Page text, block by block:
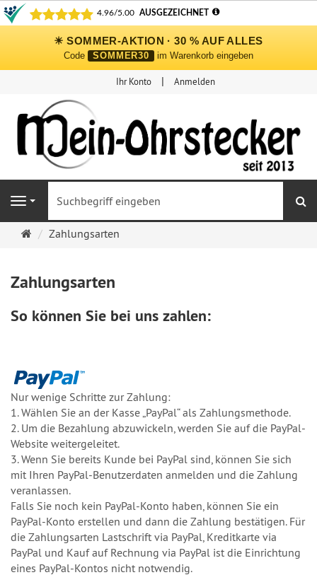
☀ SOMMER-AKTION · 30 % AUF ALLES
Code SOMMER30 im Warenkorb eingeben
Ihr Konto Anmelden
Navigation
Ohrringe
Zahlungsarten
Zahlungsarten
So können Sie bei uns zahlen:
Nur wenige Schritte zur Zahlung:
1. Wählen Sie an der Kasse „PayPal“ als Zahlungsmethode.
2. Um die Bezahlung abzuwickeln, werden Sie auf die PayPal-
Website weitergeleitet.
3. Wenn Sie bereits Kunde bei PayPal sind, können Sie sich
mit Ihren PayPal-Benutzerdaten anmelden und die Zahlung
veranlassen.
Falls Sie noch kein PayPal-Konto haben, können Sie ein
PayPal-Konto erstellen und dann die Zahlung bestätigen. Für
die Zahlungsarten Lastschrift via PayPal, Kreditkarte via
PayPal und Kauf auf Rechnung via PayPal ist die Einrichtung
eines PayPal-Kontos nicht notwendig.